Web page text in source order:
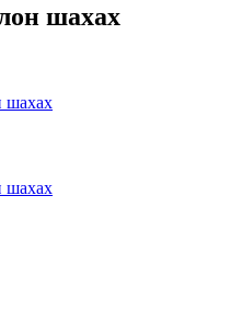
шахах
шахах
шахах